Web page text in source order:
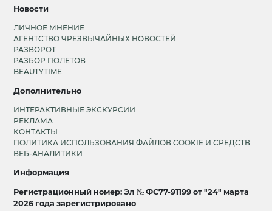
Новости
ЛИЧНОЕ МНЕНИЕ
АГЕНТСТВО ЧРЕЗВЫЧАЙНЫХ НОВОСТЕЙ
РАЗВОРОТ
РАЗБОР ПОЛЕТОВ
BEAUTYTIME
Дополнительно
ИНТЕРАКТИВНЫЕ ЭКСКУРСИИ
РЕКЛАМА
КОНТАКТЫ
ПОЛИТИКА ИСПОЛЬЗОВАНИЯ ФАЙЛОВ COOKIE И СРЕДСТВ
ВЕБ-АНАЛИТИКИ
Информация
Регистрационный номер: Эл № ФС77-91199 от "24" марта
2026 года зарегистрировано